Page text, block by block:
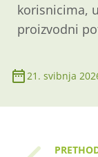
korisnicima,
proizvodni
21. svibnja